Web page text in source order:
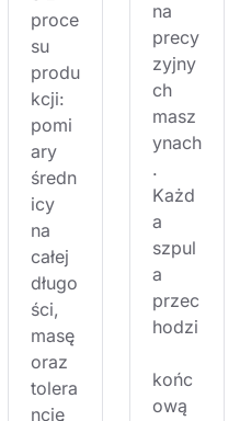
proce
su
produ
kcji:
pomi
ary
średn
icy
na
całej
długo
ści,
masę
oraz
tolera
ncję
na
precy
zyjny
ch
masz
ynach
.
Każd
a
szpul
a
przec
hodzi
końc
ową